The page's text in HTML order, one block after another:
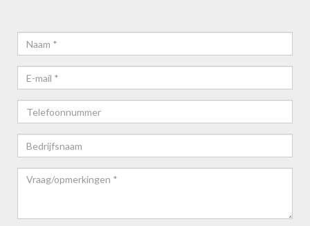
Naam*
E-
mail*
Telefoonnummer
Bedrijfsnaam
Vraag/opmerkingen